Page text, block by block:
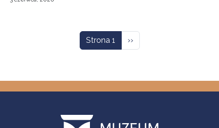
Strona 1 Następna strona
››